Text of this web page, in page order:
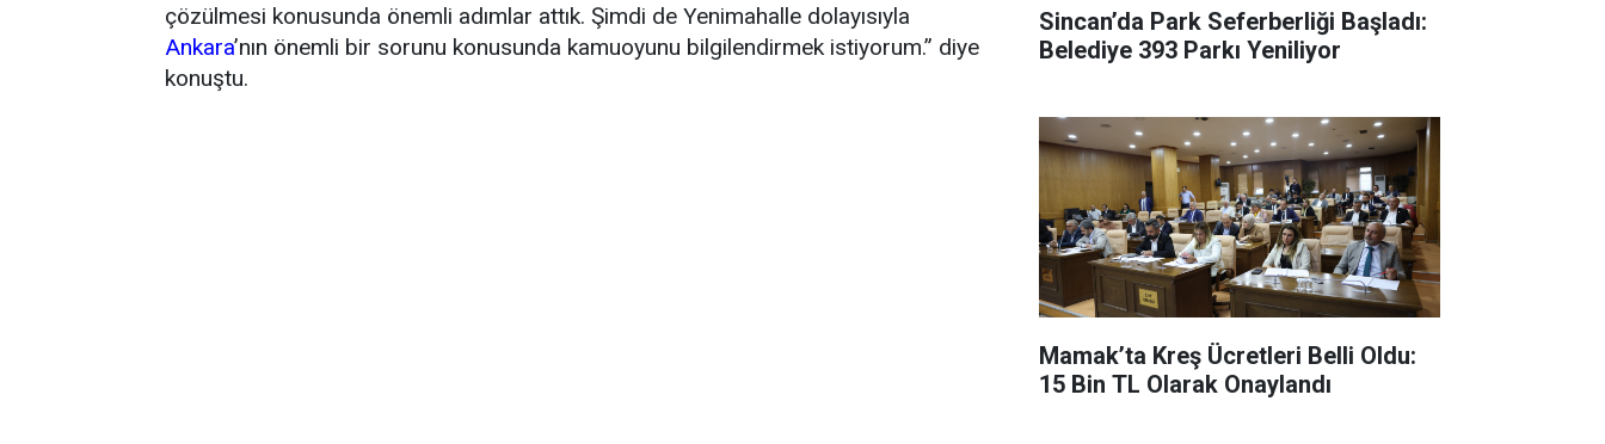
çözülmesi konusunda önemli adımlar attık. Şimdi de Yenimahalle dolayısıyla
Ankara’nın önemli bir sorunu konusunda kamuoyunu bilgilendirmek istiyorum.” diye
konuştu.
Sincan’da Park Seferberliği Başladı:
Belediye 393 Parkı Yeniliyor
Mamak’ta Kreş Ücretleri Belli Oldu:
15 Bin TL Olarak Onaylandı